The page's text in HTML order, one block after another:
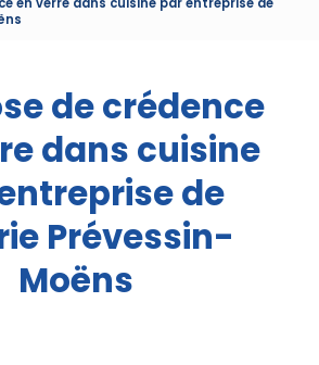
en verre dans cuisine par entreprise de
de crédence
dans cuisine
de
Prévessin-
Moëns